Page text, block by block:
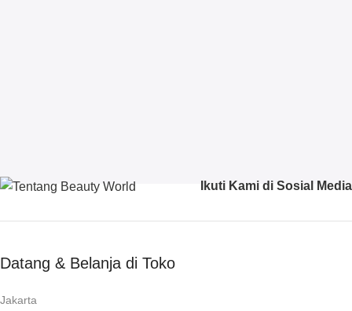
Ikuti Kami di Sosial Media
Datang & Belanja di Toko
Jakarta